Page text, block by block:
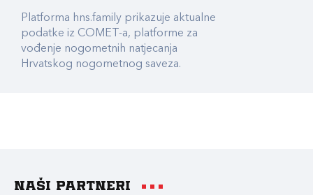
Platforma hns.family prikazuje aktualne
podatke iz COMET-a, platforme za
vođenje nogometnih natjecanja
Hrvatskog nogometnog saveza.
Naši partneri